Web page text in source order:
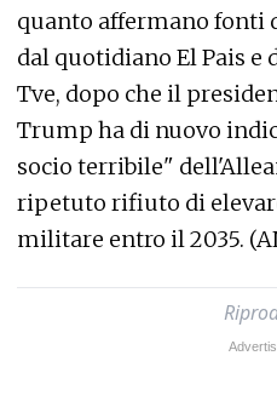
quanto affermano fonti
dal quotidiano El Pais
Tve, dopo che il
Trump ha di nuovo
socio terribile"
ripetuto rifiuto di
militare entro il 2035.